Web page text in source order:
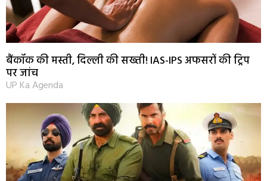
बैंकॉक की मस्ती, दिल्ली की सख्ती! IAS-IPS अफसरों की ट्रिप
पर जांच
UP Ka Agenda